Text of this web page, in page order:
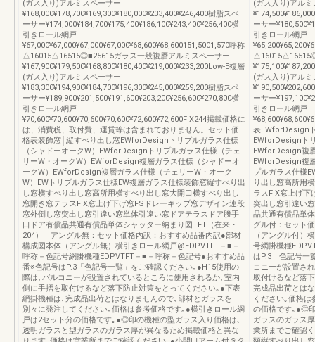
(ガス入り)アルミスペーサー
¥168,000¥178,700¥169,300¥180,000¥233,400¥246,400樹脂スペ
ーサー¥174,000¥184,700¥175,400¥186,100¥243,400¥256,400横
引きロール網戸
¥67,000¥67,000¥67,000¥67,000¥68,600¥68,600151,5001,570呼称
△16015△16515◎■25615ガラス一般複層アルミスペーサー
¥167,900¥179,500¥168,800¥180,400¥219,000¥233,200Low-E複層
(ガス入り)アルミスペーサー
¥183,300¥194,900¥184,700¥196,300¥245,000¥259,200樹脂スペ
ーサー¥189,900¥201,500¥191,600¥203,200¥256,600¥270,800横
引きロール網戸
¥70,600¥70,600¥70,600¥70,600¥72,600¥72,600FIX244掲載価格に
は、消費税、取付費、運賃等は含まれておりません。セット価
格表装飾窓│縦すべり出し窓EWforDesignトリプルガラス仕様
（シャドーオークW）EWforDesignトリプルガラス仕様（チェ
リーW・オークW）EWforDesign複層ガラス仕様（シャドーオ
ークW）EWforDesign複層ガラス仕様（チェリーW・オーク
W）EWトリプルガラス仕様EW複層ガラス仕様装飾窓縦すべり出
し窓横すべり出し窓高所用横すべり出し窓大開口横すべり出し
窓開き窓テラスFIX窓上げ下げ窓FSドレーキップ窓デザイン連段
窓外倒し窓突出し窓引違い窓単体引違い窓ドアテラスドア勝手
口ドア有償品共通有償品単体シャッター納まり図TFT（在来・
204） アングル無：セット価格内訳：おすすめ品番内訳●部材
構成図本体（アングル無）横引きロール網戸@EDPVTFT－■－
呼称－色記号網掛機種EDPVTFT－■－呼称－色記号●おすすめ品
番※色記号はP.3「色記号一覧」をご確認ください｡●H15使用の
際は､バルコニーが設置されているところに使用されるか､室内
側に手摺を取付けるなど落下防止対策をとってください｡●下表
網掛機種は､完成品出荷とはなりませんので､部材とガラスを
別々に発注してください｡価格は参考価格です｡●横引きロール網
戸は2セット分の価格です｡●◎印の機種の型ガラス入り価格は､
透明ガラスと型ガラスのガラス厚が異なるため掲載価格と異な
(ガス入り)アル
ーサー
引きロール網戸
(ガス入り)アル
ーサー
引きロール網戸
表EWforDesign
EWforDesignト
EWforDesign複
EWforDesign複
プルガラス仕様
り出し窓高所用
ラスFIX窓上げ下
突出し窓引違い
品共通有償品単
グル付：セット
（アングル付）
号網掛機種
はP.3「色記号一
コニーが設置さ
取付けるなど落
完成品出荷とは
ください｡価格
の価格です｡●◎
ガラスのガラス
業所までご確認